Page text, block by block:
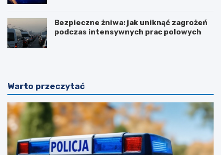
Bezpieczne żniwa: jak uniknąć zagrożeń
podczas intensywnych prac polowych
Warto przeczytać